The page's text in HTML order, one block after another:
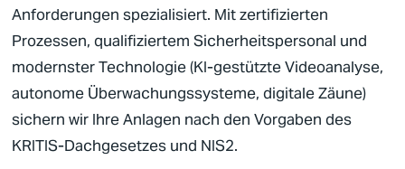
Anforderungen spezialisiert. Mit zertifizierten
Prozessen, qualifiziertem Sicherheitspersonal und
modernster Technologie (KI-gestützte Videoanalyse,
autonome Überwachungssysteme, digitale Zäune)
sichern wir Ihre Anlagen nach den Vorgaben des
KRITIS-Dachgesetzes und NIS2.